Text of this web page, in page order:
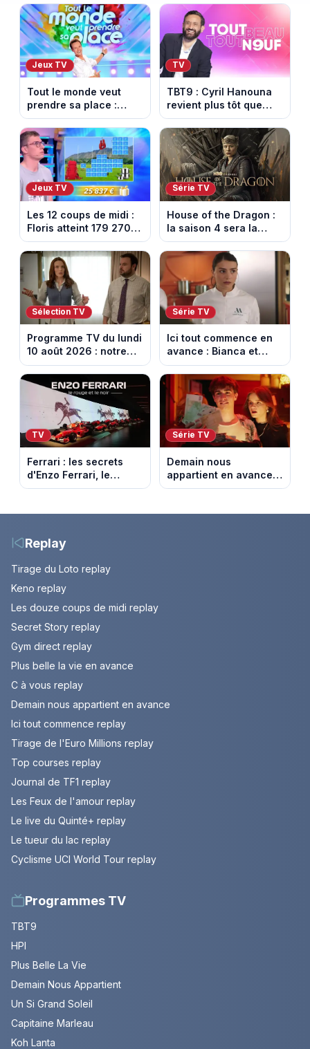
Jeux TV
Tout le monde veut
prendre sa place :
l’émission de Cyril
Féraud déprogrammée
cette semaine sur
France 2
TV
TBT9 : Cyril Hanouna
revient plus tôt que
prévu, W9 dévoile
enfin la date de retour
Jeux TV
Les 12 coups de midi :
Floris atteint 179 270
euros de gains sur TF1
Série TV
House of the Dragon :
la saison 4 sera la
dernière, mais il faudra
attendre 2028
Sélection TV
Programme TV du lundi
10 août 2026 : notre
sélection pour votre
soirée télé
Série TV
Ici tout commence en
avance : Bianca et
Loup s’embrassent.
Episode du 11 août
2026 (spoiler)
TV
Ferrari : les secrets
d'Enzo Ferrari, le
fondateur de la
cheval cabré
Série TV
Demain nous
appartient en avance :
Alex face à un choix
août 2026.
Replay
Tirage du Loto replay
Keno replay
Les douze coups de midi replay
Secret Story replay
Gym direct replay
Plus belle la vie en avance
C à vous replay
Demain nous appartient en avance
Ici tout commence replay
Tirage de l'Euro Millions replay
Top courses replay
Journal de TF1 replay
Les Feux de l'amour replay
Le live du Quinté+ replay
Le tueur du lac replay
Cyclisme UCI World Tour replay
Programmes TV
TBT9
HPI
Plus Belle La Vie
Demain Nous Appartient
Un Si Grand Soleil
Capitaine Marleau
Koh Lanta